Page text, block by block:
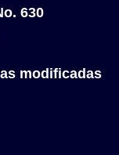
630
modificadas